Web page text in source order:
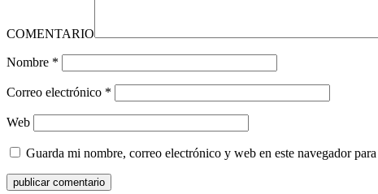
COMENTARIO
Nombre *
Correo electrónico *
Web
Guarda mi nombre, correo electrónico y web en este navegador